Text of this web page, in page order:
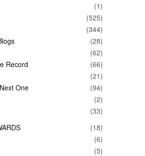
(1)
(525)
(344)
(28)
(62)
Record
(66)
(21)
One
(94)
(2)
(33)
(18)
(6)
(5)